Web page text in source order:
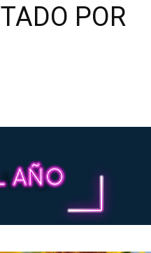
POR